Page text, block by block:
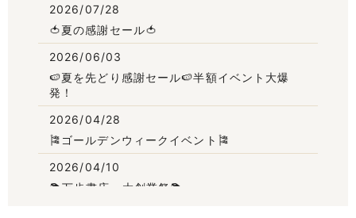
2025/12/25
🎍年末年始の営業時間🎍
2025/12/25
初売りお楽しみセール
2025/12/23
歳末大感謝祭セール
2026/07/28
🍅夏の感謝セール🍅
2026/06/03
🍉夏を先どり感謝セール🍉半額イベント大爆
発！
2026/04/28
🎏ゴールデンウィークイベント🎏
2026/04/10
📚万歩書店 大創業祭📚